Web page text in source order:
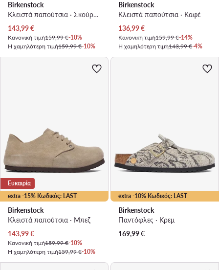
Birkenstock
Κλειστά παπούτσια · Σκούρο γκρι
Τρέχουσα τιμή
143,99€
Κανονική τιμή159,99 €-10%
Η χαμηλότερη τιμή159,99 €-10%
Birkenstock
Κλειστά παπούτσια · Καφέ
Τρέχουσα τιμή
136,99€
Κανονική τιμή159,99 €-14%
Η χαμηλότερη τιμή143,99 €-4%
extra -15% Κωδικός: LAST
Ευκαιρία
Birkenstock
Κλειστά παπούτσια · Μπεζ
Τρέχουσα τιμή
143,99€
Κανονική τιμή159,99 €-10%
Η χαμηλότερη τιμή159,99 €-10%
extra -10% Κωδικός: LAST
Birkenstock
Παντόφλες · Κρεμ
169,99€